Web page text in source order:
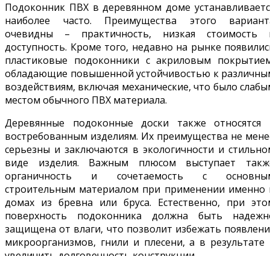
Подоконник ПВХ в деревянном доме
наиболее часто. Преимущества этого
очевидны – практичность, низкая стоимость
доступность. Кроме того, недавно на рынке
пластиковые подоконники с акриловым
обладающие повышенной устойчивостью к
воздействиям, включая механические, что было
местом обычного ПВХ материала.
Деревянные подоконные доски также относятся
востребованным изделиям. Их преимущества не
серьезны и заключаются в экологичности и
виде изделия. Важным плюсом выступает
органичность и сочетаемость с
строительным материалом при применении именно
домах из бревна или бруса. Естественно, при
поверхность подоконника должна быть
защищена от влаги, что позволит избежать
микроорганизмов, гнили и плесени, а в результате